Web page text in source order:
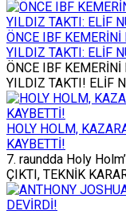
ÖNCE IBF
YILDIZ TAKTI: ELİF
ÖNCE IBF
YILDIZ TAKTI! ELİF
HOLY HOLM,
KAYBETTİ!
7. raundda Holy
ÇIKTI, TEKNİK